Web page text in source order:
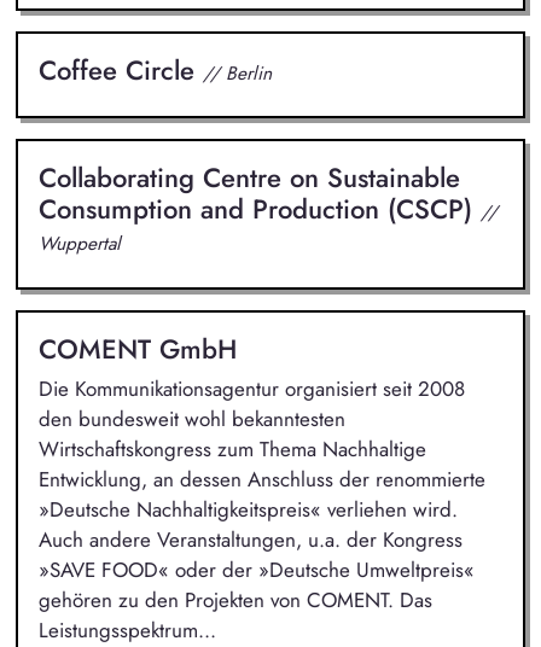
Coffee Circle // Berlin
Collaborating Centre on Sustainable
Consumption and Production (CSCP) //
Wuppertal
COMENT GmbH
Die Kommunikationsagentur organisiert seit 2008
den bundesweit wohl bekanntesten
Wirtschaftskongress zum Thema Nachhaltige
Entwicklung, an dessen Anschluss der renommierte
»Deutsche Nachhaltigkeitspreis« verliehen wird.
Auch andere Veranstaltungen, u.a. der Kongress
»SAVE FOOD« oder der »Deutsche Umweltpreis«
gehören zu den Projekten von COMENT. Das
Leistungsspektrum...